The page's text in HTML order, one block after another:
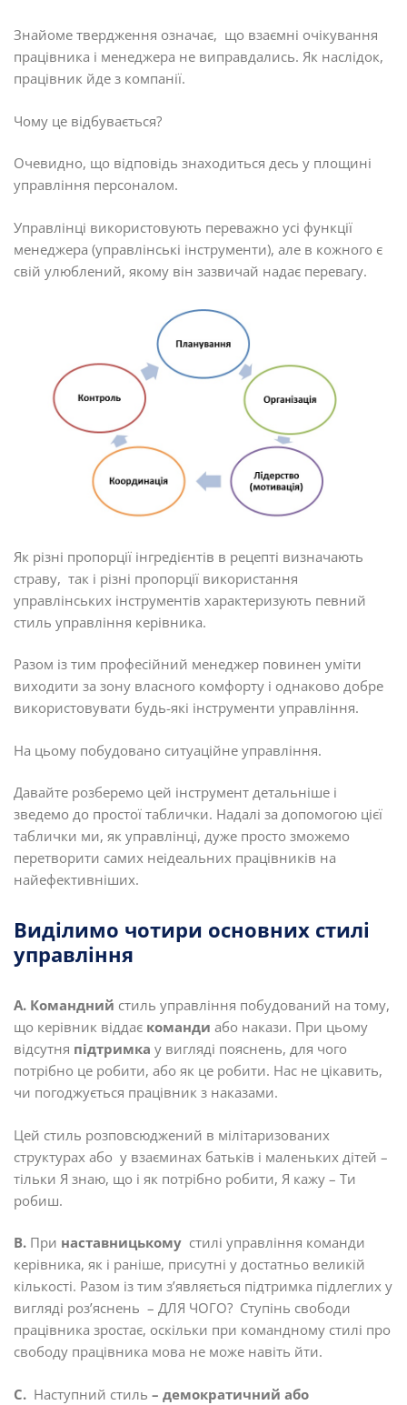
Знайоме твердження означає, що взаємні очікування
працівника і менеджера не виправдались. Як наслідок,
працівник йде з компанії.
Чому це відбувається?
Очевидно, що відповідь знаходиться десь у площині
управління персоналом.
Управлінці використовують переважно усі функції
менеджера (управлінські інструменти), але в кожного є
свій улюблений, якому він зазвичай надає перевагу.
Як різні пропорції інгредієнтів в рецепті визначають
страву, так і різні пропорції використання
управлінських інструментів характеризують певний
стиль управління керівника.
Разом із тим професійний менеджер повинен уміти
виходити за зону власного комфорту і однаково добре
використовувати будь-які інструменти управління.
На цьому побудовано ситуаційне управління.
Давайте розберемо цей інструмент детальніше і
зведемо до простої таблички. Надалі за допомогою цієї
таблички ми, як управлінці, дуже просто зможемо
перетворити самих неідеальних працівників на
найефективніших.
Виділимо чотири основних стилі
управління
А. Командний стиль управління побудований на тому,
що керівник віддає команди або накази. При цьому
відсутня підтримка у вигляді пояснень, для чого
потрібно це робити, або як це робити. Нас не цікавить,
чи погоджується працівник з наказами.
Цей стиль розповсюджений в мілітаризованих
структурах або у взаєминах батьків і маленьких дітей –
тільки Я знаю, що і як потрібно робити, Я кажу – Ти
робиш.
В. При наставницькому стилі управління команди
керівника, як і раніше, присутні у достатньо великій
кількості. Разом із тим з’являється підтримка підлеглих у
вигляді роз’яснень – ДЛЯ ЧОГО? Ступінь свободи
працівника зростає, оскільки при командному стилі про
свободу працівника мова не може навіть йти.
С. Наступний стиль – демократичний або